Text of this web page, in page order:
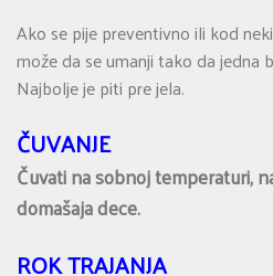
Ako se pije preventivno ili kod
može da se umanji tako da jedna
Najbolje je piti pre jela.
ČUVANJE
Čuvati na sobnoj temperaturi,
domašaja dece.
ROK TRAJANJA